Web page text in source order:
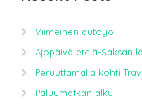
Viimeinen autoyö
Ajopäivä etelä-Saksan
Peruuttamalla kohti
Paluumatkan alku